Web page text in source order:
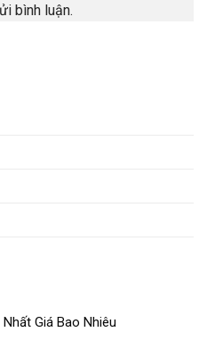
bình luận.
Giá Bao Nhiêu